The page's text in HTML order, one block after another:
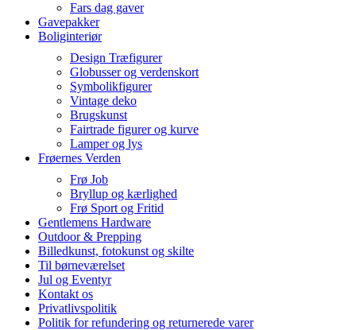
Fars dag gaver
Gavepakker
Boliginteriør
Design Træfigurer
Globusser og verdenskort
Symbolikfigurer
Vintage deko
Brugskunst
Fairtrade figurer og kurve
Lamper og lys
Frøernes Verden
Frø Job
Bryllup og kærlighed
Frø Sport og Fritid
Gentlemens Hardware
Outdoor & Prepping
Billedkunst, fotokunst og skilte
Til børneværelset
Jul og Eventyr
Kontakt os
Privatlivspolitik
Politik for refundering og returnerede varer